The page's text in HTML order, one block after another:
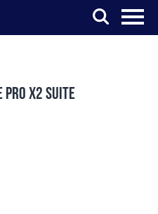
Pro X2 Suite